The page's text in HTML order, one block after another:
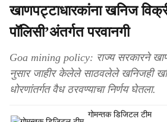
खाणपट्टाधारकांना खनिज
पॉलिसी’अंतर्गत परवानगी
Goa mining policy: राज्य सरकारने
नुसार जाहीर केलेले साठवलेले खनिजही
धोरणांतर्गत वैध ठरवण्याचा निर्णय घेतला.
गोमन्तक डिजिटल टीम